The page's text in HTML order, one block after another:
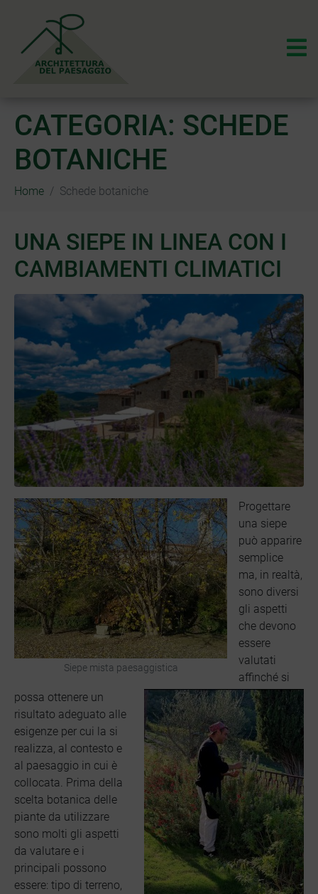
CATEGORIA: SCHEDE
BOTANICHE
Home Schede botaniche
UNA SIEPE IN LINEA CON I
CAMBIAMENTI CLIMATICI
Siepe mista paesaggistica
Progettare
una siepe
può apparire
semplice
ma, in realtà,
sono diversi
gli aspetti
che devono
essere
valutati
affinché si
possa ottenere un
risultato adeguato alle
esigenze per cui la si
realizza, al contesto e
al paesaggio in cui è
collocata. Prima della
scelta botanica delle
piante da utilizzare
sono molti gli aspetti
da valutare e i
principali possono
essere: tipo di terreno,